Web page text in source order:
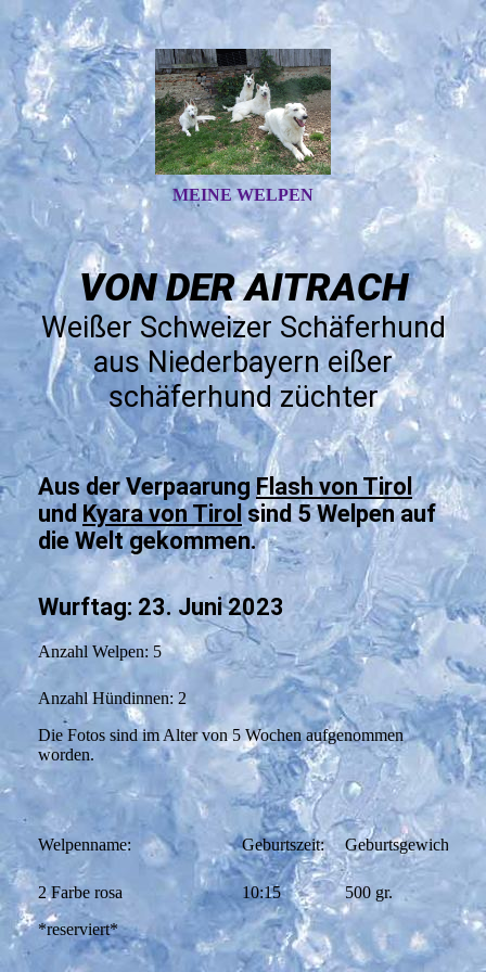
MEINE WELPEN
VON DER AITRACH
Weißer Schweizer Schäferhund
aus Niederbayerneißer
schäferhund züchter
Aus der Verpaarung Flash von Tirol
und Kyara von Tirol sind 5 Welpen auf
die Welt gekommen.
Wurftag: 23. Juni 2023
Anzahl Welpen: 5
Anzahl Hündinnen: 2
Die Fotos sind im Alter von 5 Wochen aufgenommen
worden.
Welpenname: Geburtszeit: Geburtsgewicht:
2 Farbe rosa
*reserviert*
10:15 500 gr.